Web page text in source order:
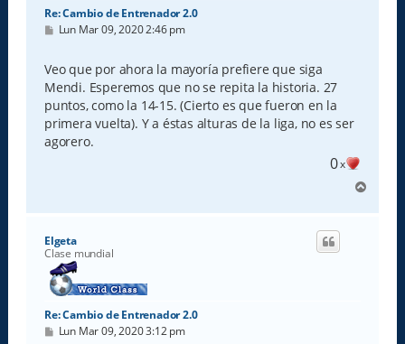
Re: Cambio de Entrenador 2.0
M
s
a
j
e
Lun Mar 09, 2020 2:46 pm
Veo que por ahora la mayoría prefiere que siga
Mendi. Esperemos que no se repita la historia. 27
puntos, como la 14-15. (Cierto es que fueron en la
primera vuelta). Y a éstas alturas de la liga, no es ser
agorero.
0x
r
Elgeta
Clase mundial
Re: Cambio de Entrenador 2.0
M
Lun Mar 09, 2020 3:12 pm